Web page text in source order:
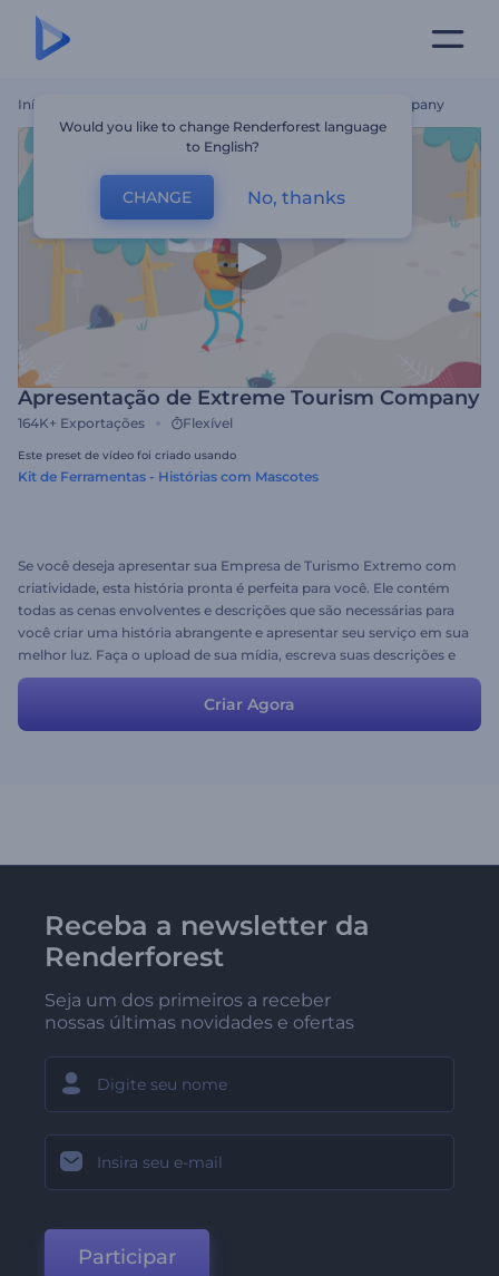
Início Apresentação De Extreme Tourism Company
Apresentação de Extreme Tourism Company
164K+ Exportações Flexível
Este preset de vídeo foi criado usando
Kit de Ferramentas - Histórias com Mascotes
Se você deseja apresentar sua Empresa de Turismo Extremo com
criatividade, esta história pronta é perfeita para você. Ele contém
todas as cenas envolventes e descrições que são necessárias para
você criar uma história abrangente e apresentar seu serviço em sua
melhor luz. Faça o upload de sua mídia, escreva suas descrições e
faça as alterações que você quiser para dar uma olhada final!
Comece a editar agora e aproveite o processo.
Criar Agora
Receba a newsletter da
Renderforest
Seja um dos primeiros a receber
nossas últimas novidades e ofertas
Participar
Would you like to change Renderforest language
to English?
CHANGE No, thanks